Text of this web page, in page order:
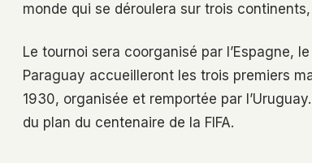
monde qui se déroulera sur trois
Le tournoi sera coorganisé par l’Espagne,
Paraguay accueilleront les trois premiers
1930, organisée et remportée par
du plan du centenaire de la FIFA.